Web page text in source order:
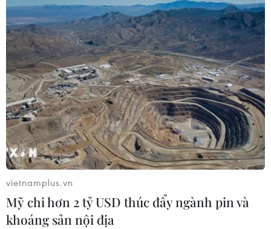
Mỹ hủy tài trợ cho 24 dự án năng lượng
xanh: Động thái gây tranh cãi
31/05/2025 08:26
Trong số các khoản tài trợ bị hủy có gần 332 triệu USD
cho dự án tại khu phức hợp lọc dầu Baytown của
ExxonMobil ở Texas, 500 triệu USD cho Heidelberg
Materials tại bang Louisiana...
vietnamplus.vn
Mỹ chi hơn 2 tỷ USD thúc đẩy ngành pin và
khoáng sản nội địa